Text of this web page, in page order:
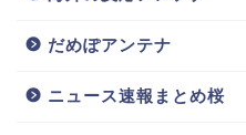
だめぽアンテナ
ニュース速報まとめ桜